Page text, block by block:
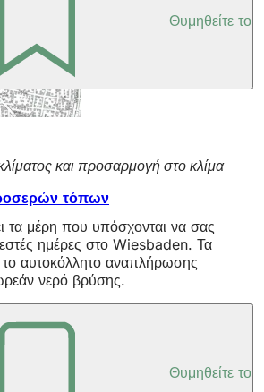
Θυμηθείτε το
και προσαρμογή στο κλίμα
τόπων
τα μέρη που υπόσχονται να σας
ημέρες στο Wiesbaden. Τα
το αυτοκόλλητο αναπλήρωσης
νερό βρύσης.
Θυμηθείτε το